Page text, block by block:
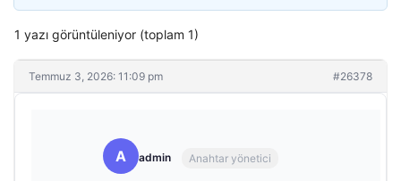
1 yazı görüntüleniyor (toplam 1)
Temmuz 3, 2026: 11:09 pm #26378
A admin Anahtar yönetici